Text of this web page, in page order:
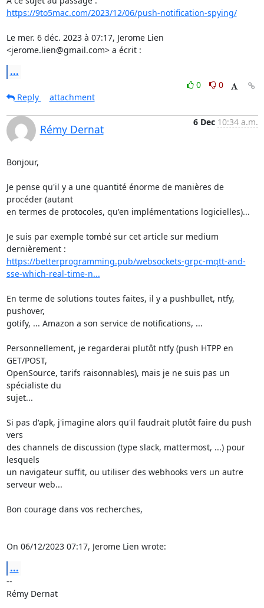
https://9to5mac.com/2023/12/06/push-notification-spying/
Le mer. 6 déc. 2023 à 07:17, Jerome Lien
<jerome.lien@gmail.com> a écrit :
...
0
0
Reply
attachment
Rémy Dernat
6 Dec 10:34 a.m.
Bonjour,
Je pense qu'il y a une quantité énorme de manières de
procéder (autant
en termes de protocoles, qu'en implémentations logicielles)...
Je suis par exemple tombé sur cet article sur medium
https://betterprogramming.pub/websockets-grpc-mqtt-and-
sse-which-real-time-n...
En terme de solutions toutes faites, il y a pushbullet, ntfy,
pushover,
gotify, ... Amazon a son service de notifications, ...
Personnellement, je regarderai plutôt ntfy (push HTPP en
GET/POST,
OpenSource, tarifs raisonnables), mais je ne suis pas un
spécialiste du
sujet...
Si pas d'apk, j'imagine alors qu'il faudrait plutôt faire du push
vers
des channels de discussion (type slack, mattermost, ...) pour
lesquels
un navigateur suffit, ou utiliser des webhooks vers un autre
serveur web...
Bon courage dans vos recherches,
On 06/12/2023 07:17, Jerome Lien wrote:
...
--
Rémy Dernat